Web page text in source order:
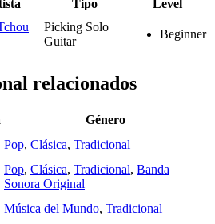
Tipo
Level
Picking Solo
Guitar
Beginner
relacionados
Género
Pop, Clásica, Tradicional
Pop, Clásica, Tradicional, Banda
Sonora Original
Música del Mundo, Tradicional